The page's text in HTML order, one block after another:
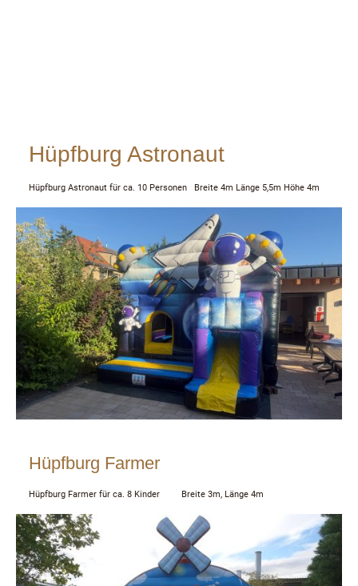
Hüpfburg Astronaut
Hüpfburg Astronaut für ca. 10 Personen Breite 4m Länge 5,5m Höhe 4m
Hüpfburg Farmer
Hüpfburg Farmer für ca. 8 Kinder Breite 3m, Länge 4m